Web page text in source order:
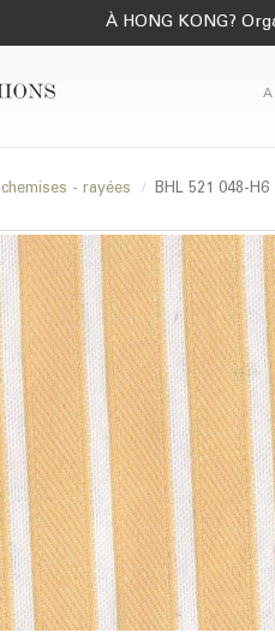
À HONG KONG?
A
chemises - rayées BHL 521 048-H6